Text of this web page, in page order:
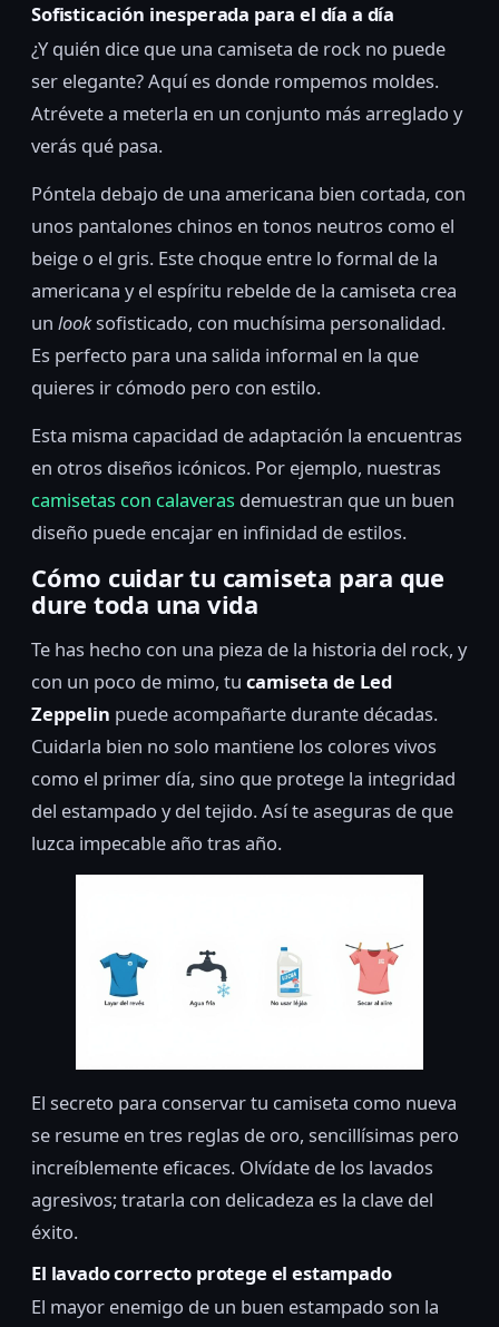
Sofisticación inesperada para el día a día
¿Y quién dice que una camiseta de rock no puede
ser elegante? Aquí es donde rompemos moldes.
Atrévete a meterla en un conjunto más arreglado y
verás qué pasa.
Póntela debajo de una americana bien cortada, con
unos pantalones chinos en tonos neutros como el
beige o el gris. Este choque entre lo formal de la
americana y el espíritu rebelde de la camiseta crea
un looksofisticado, con muchísima personalidad.
Es perfecto para una salida informal en la que
quieres ir cómodo pero con estilo.
Esta misma capacidad de adaptación la encuentras
en otros diseños icónicos. Por ejemplo, nuestras
camisetas con calaveras demuestran que un buen
diseño puede encajar en infinidad de estilos.
Cómo cuidar tu camiseta para que
dure toda una vida
Te has hecho con una pieza de la historia del rock, y
con un poco de mimo, tu camiseta de Led
Zeppelin puede acompañarte durante décadas.
Cuidarla bien no solo mantiene los colores vivos
como el primer día, sino que protege la integridad
del estampado y del tejido. Así te aseguras de que
luzca impecable año tras año.
El secreto para conservar tu camiseta como nueva
se resume en tres reglas de oro, sencillísimas pero
increíblemente eficaces. Olvídate de los lavados
agresivos; tratarla con delicadeza es la clave del
éxito.
El lavado correcto protege el estampado
El mayor enemigo de un buen estampado son la